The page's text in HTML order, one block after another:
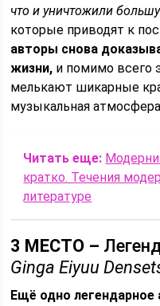
что и уничтожили
которые приводят к
авторы снова
жизни, и помимо всего
мелькают шикарные
музыкальная
Читать еще:
кратко. Течения
литературе
3 МЕСТО –
Ginga Eiyuu
Ещё одно легендарное